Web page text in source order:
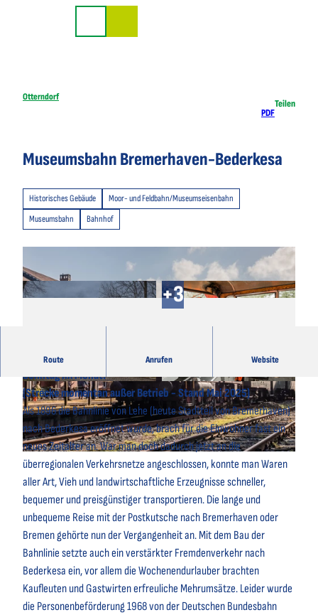
Otterndorf
PDF
Teilen
Museumsbahn Bremerhaven-Bederkesa
Historisches Gebäude
Moor- und Feldbahn/Museumseisenbahn
Museumsbahn
Bahnhof
© Thorsten Ernst |CC-BY © Arkadius Rojek |CC-BY
Route Anrufen Website
Während der Saison Regelfahrtage am ersten und dritten
Sonntag im Monat.
(Strecke momentan außer Betrieb - Stand Mai 2025)
Als 1896 die Bahnlinie von Lehe (heute Stadtteil von Bremerhaven)
nach Bederkesa eröffnet wurde, brach für die Einwohner fast ein
neues Zeitalter an. War man doch dadurch jetzt an die
überregionalen Verkehrsnetze angeschlossen, konnte man Waren
aller Art, Vieh und landwirtschaftliche Erzeugnisse schneller,
bequemer und preisgünstiger transportieren. Die lange und
unbequeme Reise mit der Postkutsche nach Bremerhaven oder
Bremen gehörte nun der Vergangenheit an. Mit dem Bau der
Bahnlinie setzte auch ein verstärkter Fremdenverkehr nach
Bederkesa ein, vor allem die Wochenendurlauber brachten
Kaufleuten und Gastwirten erfreuliche Mehrumsätze. Leider wurde
die Personenbeförderung 1968 von der Deutschen Bundesbahn